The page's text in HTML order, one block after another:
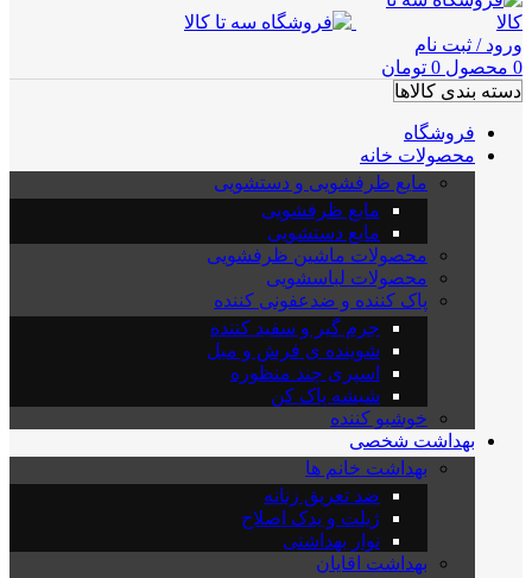
ورود / ثبت نام
0 محصول 0 تومان
دسته بندی کالاها
فروشگاه
محصولات خانه
مایع ظرفشویی و دستشویی
مایع ظرفشویی
مایع دستشویی
محصولات ماشین ظرفشویی
محصولات لباسشویی
پاک کننده و ضدعفونی کننده
جرم گیر و سفید کننده
شوینده ی فرش و مبل
اسپری چند منظوره
شیشه پاک کن
خوشبو کننده
بهداشت شخصی
بهداشت خانم ها
ضد تعریق زنانه
ژیلت و یدک اصلاح
نوار بهداشتی
بهداشت اقایان